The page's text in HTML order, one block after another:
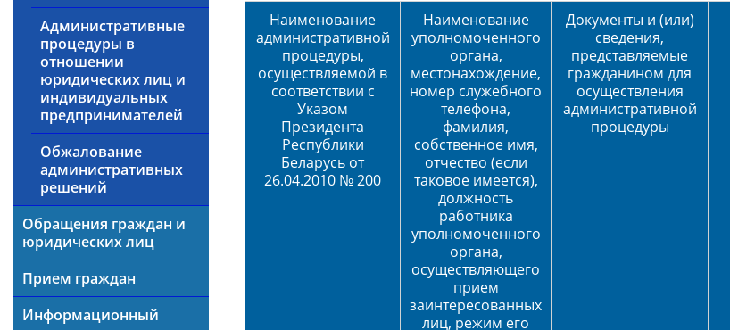
Административные
процедуры в
отношении
юридических лиц и
индивидуальных
предпринимателей
Обжалование
административных
решений
Обращения граждан и
юридических лиц
Прием граждан
Информационный
Наименование
административной
процедуры,
осуществляемой в
соответствии с
Указом
Президента
Республики
Беларусь от
26.04.2010 № 200
Наименование
уполномоченного
органа,
местонахождение,
номер служебного
телефона,
фамилия,
собственное имя,
отчество (если
таковое имеется),
должность
работника
уполномоченного
органа,
осуществляющего
прием
заинтересованных
лиц, режим его
Документы и (или)
сведения,
представляемые
гражданином для
осуществления
административной
процедуры